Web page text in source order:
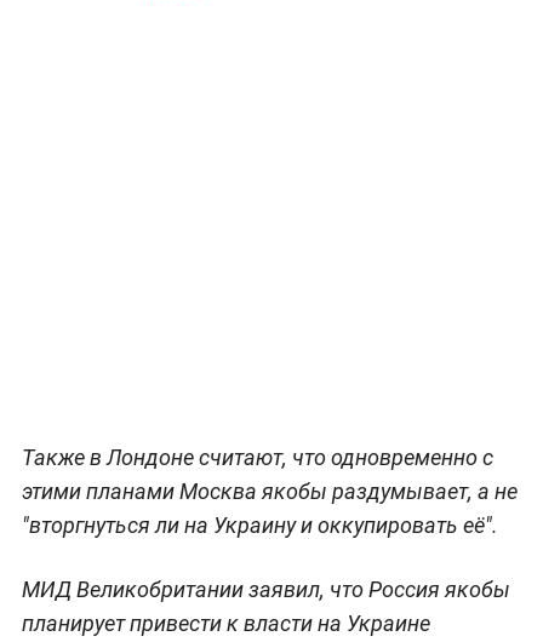
Также в Лондоне считают, что одновременно с
этими планами Москва якобы раздумывает, а не
"вторгнуться ли на Украину и оккупировать её".
МИД Великобритании заявил, что Россия якобы
планирует привести к власти на Украине